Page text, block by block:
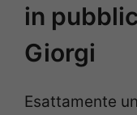
in
Giorgi
Esattamente